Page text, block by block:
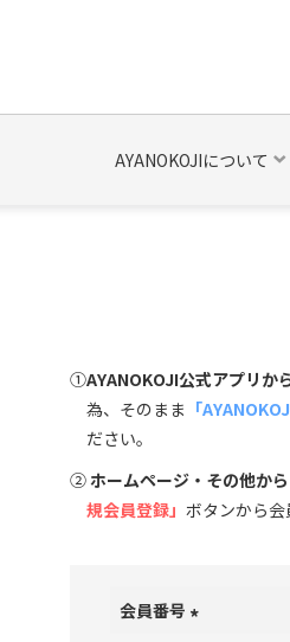
AYANOKOJIについて
ベ
①AYANOKOJI公式アプリか
為、そのまま 「
ださい。
②ホームページ・その他か
規会員登録」 ボタンから会
会員番号